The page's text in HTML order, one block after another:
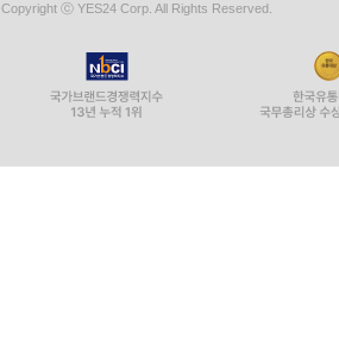
Copyright ⓒ YES24 Corp. All Rights Reserved.